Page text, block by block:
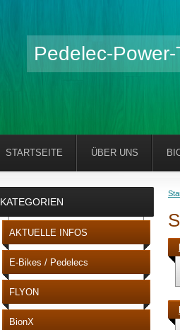
Pedelec-
KATEGORIEN
AKTUELLE INFOS
E-Bikes / Pedelecs
FLYON
BionX
STARTSEITE ÜBER UNS